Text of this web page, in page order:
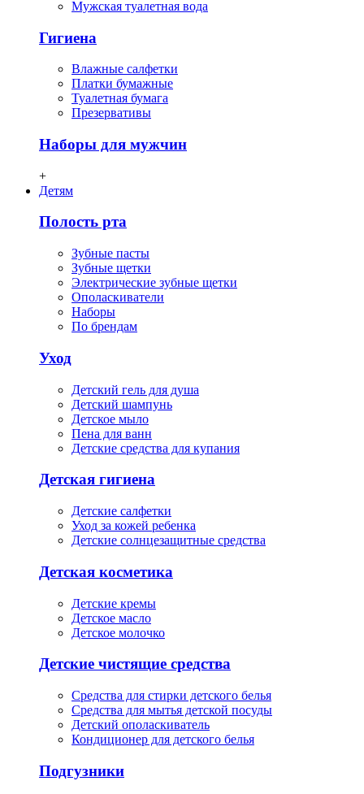
Мужская туалетная вода
Гигиена
Влажные салфетки
Платки бумажные
Туалетная бумага
Презервативы
Наборы для мужчин
+
Детям
Полость рта
Зубные пасты
Зубные щетки
Электрические зубные щетки
Ополаскиватели
Наборы
По брендам
Уход
Детский гель для душа
Детский шампунь
Детское мыло
Пена для ванн
Детские средства для купания
Детская гигиена
Детские салфетки
Уход за кожей ребенка
Детские солнцезащитные средства
Детская косметика
Детские кремы
Детское масло
Детское молочко
Детские чистящие средства
Средства для стирки детского белья
Средства для мытья детской посуды
Детский ополаскиватель
Кондиционер для детского белья
Подгузники